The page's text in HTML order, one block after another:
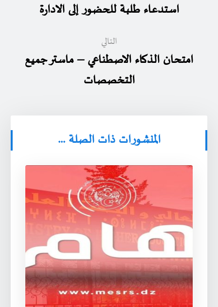
استدعاء طلبة للحضور إلى الادارة
التالي
امتحان الذكاء الاصطناعي – ماستر جميع
التخصصات
المنشورات ذات الصلة ...